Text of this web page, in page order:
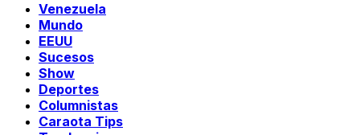
Venezuela
Mundo
EEUU
Sucesos
Show
Deportes
Columnistas
Caraota Tips